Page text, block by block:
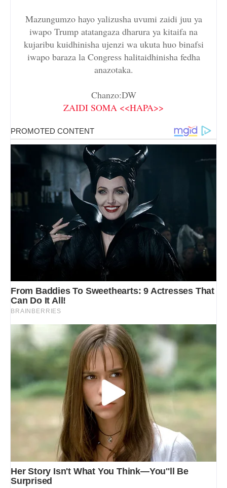
Mazungumzo hayo yalizusha uvumi zaidi juu ya
iwapo Trump atatangaza dharura ya kitaifa na
kujaribu kuidhinisha ujenzi wa ukuta huo binafsi
iwapo baraza la Congress halitaidhinisha fedha
anazotaka.
Chanzo:DW
ZAIDI SOMA <<HAPA>>